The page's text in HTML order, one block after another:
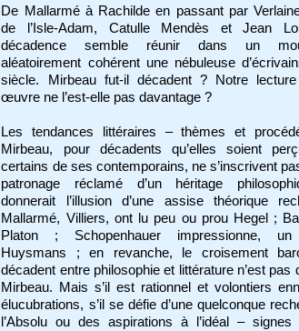
De Mallarmé à Rachilde en passant par
de l’Isle-Adam, Catulle Mendès et Jean
décadence semble réunir dans un
aléatoirement cohérent une nébuleuse
siècle. Mirbeau fut-il décadent ? Notre
œuvre ne l’est-elle pas davantage ?
Les tendances littéraires – thèmes et
Mirbeau, pour décadents qu’elles soient
certains de ses contemporains, ne s’inscrivent
patronage réclamé d’un héritage
donnerait l’illusion d’une assise théorique
Mallarmé, Villiers, ont lu peu ou prou Hegel ;
Platon ; Schopenhauer impressionne, un
Huysmans ; en revanche, le croisement
décadent entre philosophie et littérature n’est pas
Mirbeau. Mais s’il est rationnel et volontiers
élucubrations, s’il se défie d’une quelconque
l’Absolu ou des aspirations à l’idéal – signes